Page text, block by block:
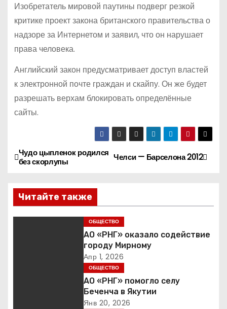
Изобретатель мировой паутины подверг резкой
критике проект закона британского правительства о
надзоре за Интернетом и заявил, что он нарушает
права человека.
Английский закон предусматривает доступ властей
к электронной почте граждан и скайпу. Он же будет
разрешать верхам блокировать определённые
сайты.
Н
в
и
Челси — Барселона 2012
Чудо цыпленок родился
без скорлупы
Читайте также
ОБЩЕСТВО
АО «РНГ» оказало содействие
городу Мирному
Апр 1, 2026
ОБЩЕСТВО
АО «РНГ» помогло селу
Беченча в Якутии
Янв 20, 2026